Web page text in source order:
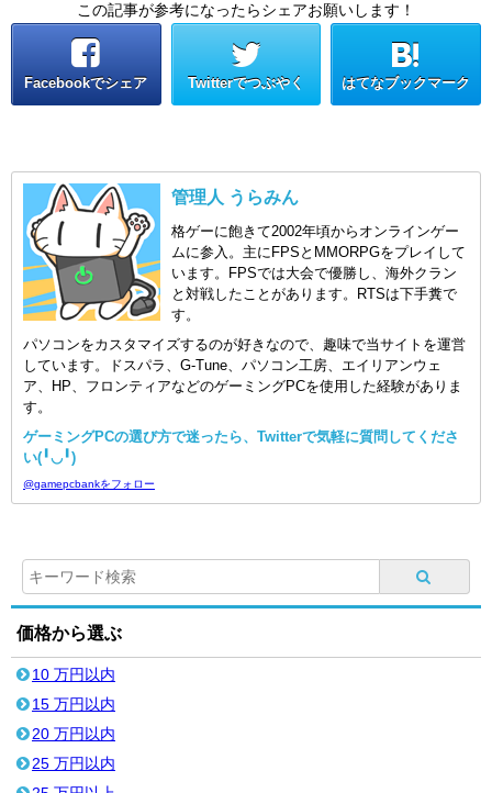
この記事が参考になったらシェアお願いします！
Facebookでシェア Twitterでつぶやく はてなブックマーク
管理人 うらみん
格ゲーに飽きて2002年頃からオンラインゲー
ムに参入。主にFPSとMMORPGをプレイして
います。FPSでは大会で優勝し、海外クラン
と対戦したことがあります。RTSは下手糞で
す。
パソコンをカスタマイズするのが好きなので、趣味で当サイトを運営
しています。ドスパラ、G-Tune、パソコン工房、エイリアンウェ
ア、HP、フロンティアなどのゲーミングPCを使用した経験がありま
す。
ゲーミングPCの選び方で迷ったら、Twitterで気軽に質問してくださ
い(╹◡╹)
@gamepcbankをフォロー
価格から選ぶ
10 万円以内
15 万円以内
20 万円以内
25 万円以内